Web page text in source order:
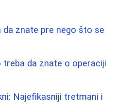
znate pre nego što se
da znate o operaciji
Najefikasniji tretmani i